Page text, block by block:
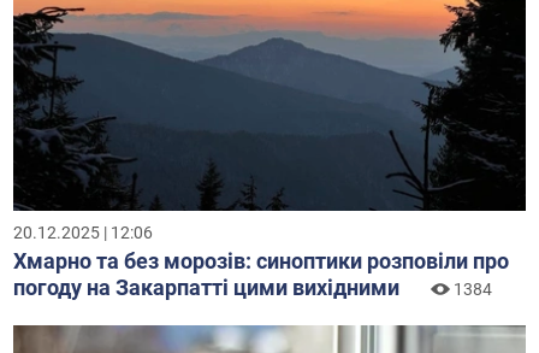
20.12.2025 | 12:06
Хмарно та без морозів: синоптики розповіли про
погоду на Закарпатті цими вихідними
1384